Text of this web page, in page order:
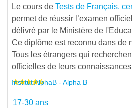
Le cours de Tests de Français,
permet de réussir l’examen
délivré par le Ministère de
Ce diplôme est reconnu dans de
Tous les étrangers qui
officielles de leurs
Institut AlphaB - Alpha B
17-30 ans